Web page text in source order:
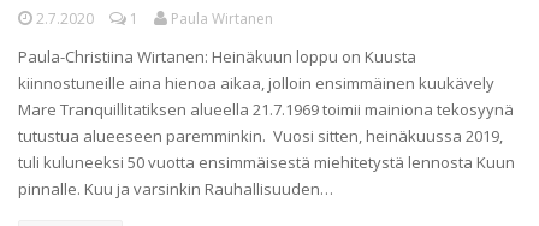
2.7.2020 1 Paula Wirtanen
Paula-Christiina Wirtanen: Heinäkuun loppu on Kuusta
kiinnostuneille aina hienoa aikaa, jolloin ensimmäinen kuukävely
Mare Tranquillitatiksen alueella 21.7.1969 toimii mainiona tekosyynä
tutustua alueeseen paremminkin. Vuosi sitten, heinäkuussa 2019,
tuli kuluneeksi 50 vuotta ensimmäisestä miehitetystä lennosta Kuun
pinnalle. Kuu ja varsinkin Rauhallisuuden…